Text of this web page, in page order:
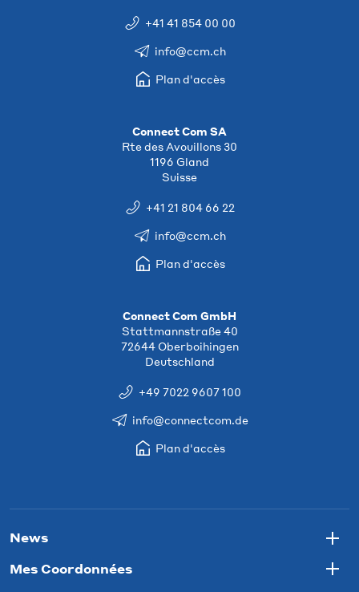
+41 41 854 00 00
info@ccm.ch
Plan d'accès
Connect Com SA
Rte des Avouillons 30
1196 Gland
Suisse
+41 21 804 66 22
info@ccm.ch
Plan d'accès
Connect Com GmbH
Stattmannstraße 40
72644 Oberboihingen
Deutschland
+49 7022 9607 100
info@connectcom.de
Plan d'accès
News
Mes Coordonnées